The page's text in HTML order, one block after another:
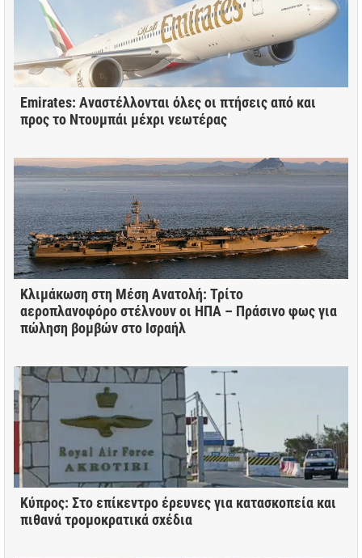
Emirates: Αναστέλλονται όλες οι πτήσεις από και
προς το Ντουμπάι μέχρι νεωτέρας
Κλιμάκωση στη Μέση Ανατολή: Τρίτο
αεροπλανοφόρο στέλνουν οι ΗΠΑ – Πράσινο φως για
πώληση βομβών στο Ισραήλ
Κύπρος: Στο επίκεντρο έρευνες για κατασκοπεία και
πιθανά τρομοκρατικά σχέδια